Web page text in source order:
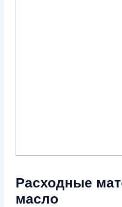
Расходные
масло